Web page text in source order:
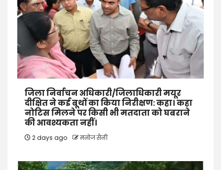
जिला निर्वाचन अधिकारी/जिलाधिकारी मयूर
दीक्षित ने कई बूथों का किया निरीक्षण: कहा। कहा
नोटिस मिलने पर किसी भी मतदाता को घबराने
की आवश्यकता नहीं।
2 days ago मनोज सैनी